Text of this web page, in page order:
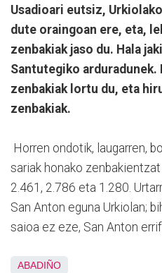
Usadioari eutsiz,
dute oraingoan ere, eta,
zenbakiak jaso du. Hala
Santutegiko arduradunek.
zenbakiak lortu du, eta
zenbakiak.
Horren ondotik, laugarren,
sariak honako
2.461, 2.786 eta 1.280.
San Anton eguna Urkiolan;
saioa ez eze, San Anton
ABADIÑO